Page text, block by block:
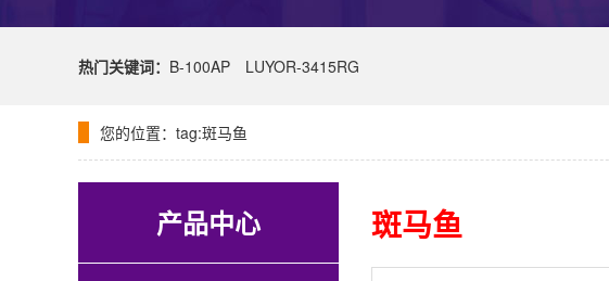
热门关键词： B-100AP LUYOR-3415RG
您的位置： tag:斑马鱼
产品中心 斑马鱼